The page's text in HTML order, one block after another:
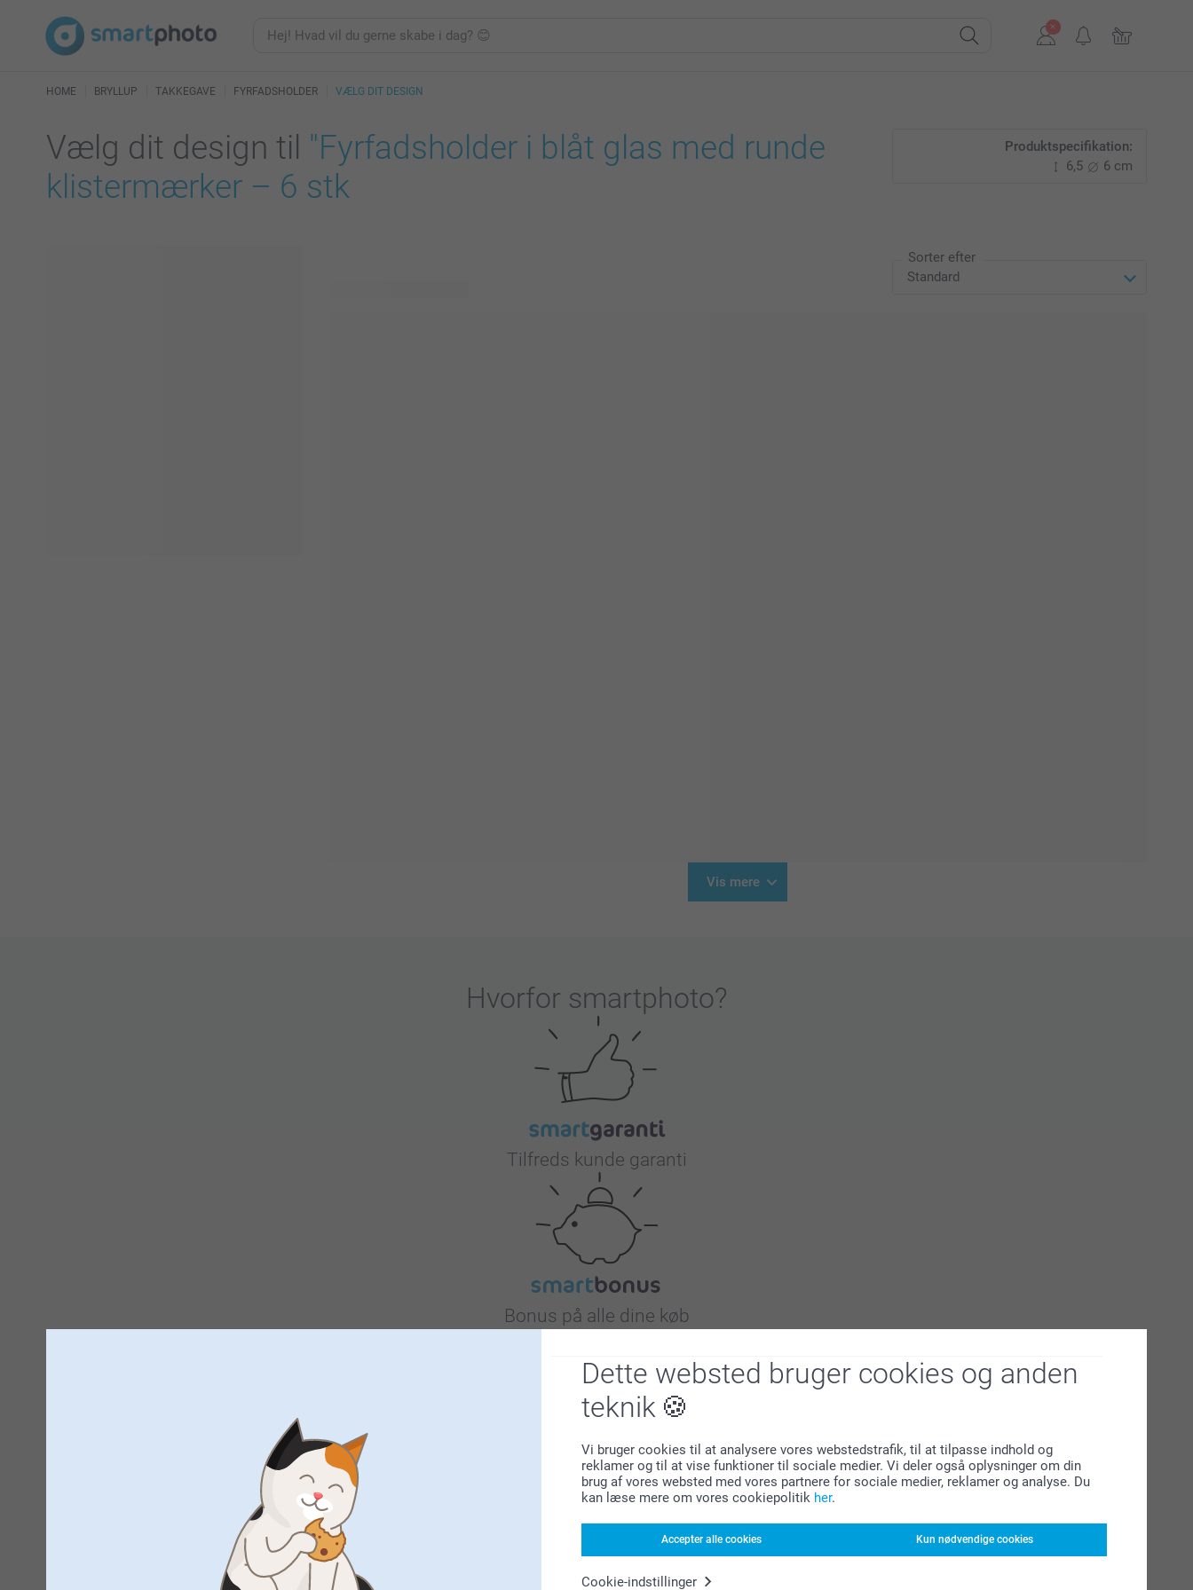
Dette websted bruger cookies og anden
teknik
Vi bruger cookies til at analysere vores webstedstrafik, til at tilpasse indhold og
reklamer og til at vise funktioner til sociale medier. Vi deler også oplysninger om din
brug af vores websted med vores partnere for sociale medier, reklamer og analyse. Du
kan læse mere om vores cookiepolitik her.
Accepter alle cookies Kun nødvendige cookies
Cookie-indstillinger
HOME BRYLLUP TAKKEGAVE FYRFADSHOLDER VÆLG DIT DESIGN
Vælg dit design til "Fyrfadsholder i blåt glas med runde
klistermærker – 6 stk
Produktspecifikation:
6,5
6 cm
Sorter efter
Vis mere
Hvorfor smartphoto?
Tilfreds kunde garanti
Bonus på alle dine køb
Leder du efter inspiration?